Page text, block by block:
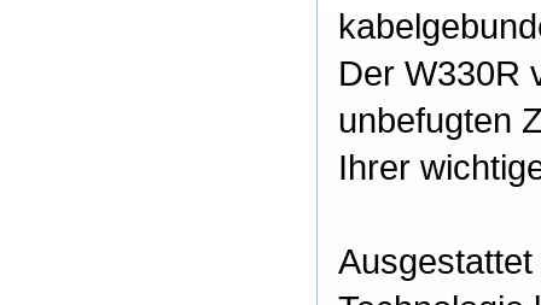
Der W330R
unbefugten
Ihrer